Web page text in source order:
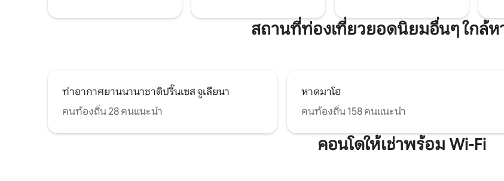
สถานที่ท่องเที่ยวยอดนิยมอื่นๆ ใกล้ห
ท่าอากาศยานนานาชาติปริ๊นเซส จูเลียนา
คนท้องถิ่น 28 คนแนะนำ
หาดมาโฮ
คนท้องถิ่น 158 คนแนะนำ
คอนโดให้เช่าพร้อม Wi-Fi